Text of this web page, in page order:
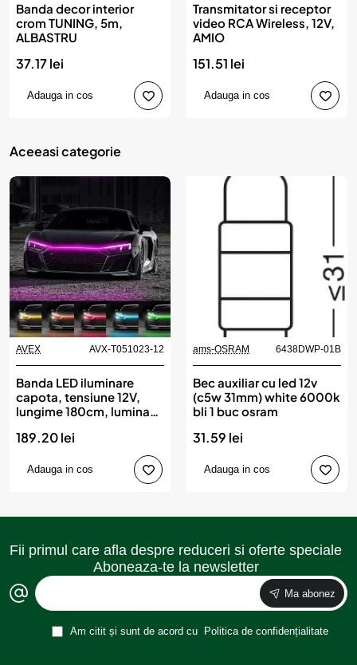
Banda decor interior
crom TUNING, 5m,
ALBASTRU
37.17 lei
Adauga in cos
Transmitator si receptor
video RCA Wireless, 12V,
AMIO
151.51 lei
Adauga in cos
Aceeasi categorie
AVEX AVX-T051023-12
Banda LED iluminare
capota, tensiune 12V,
lungime 180cm, lumina
189.20 lei
Adauga in cos
ams-OSRAM 6438DWP-01B
Bec auxiliar cu led 12v
(c5w 31mm) white 6000k
bli 1 buc osram
31.59 lei
Adauga in cos
Fii primul care afla despre reduceri si oferte speciale
Aboneaza-te la newsletter
Ma abonez
Am citit și sunt de acord cu Politica de confidențialitate